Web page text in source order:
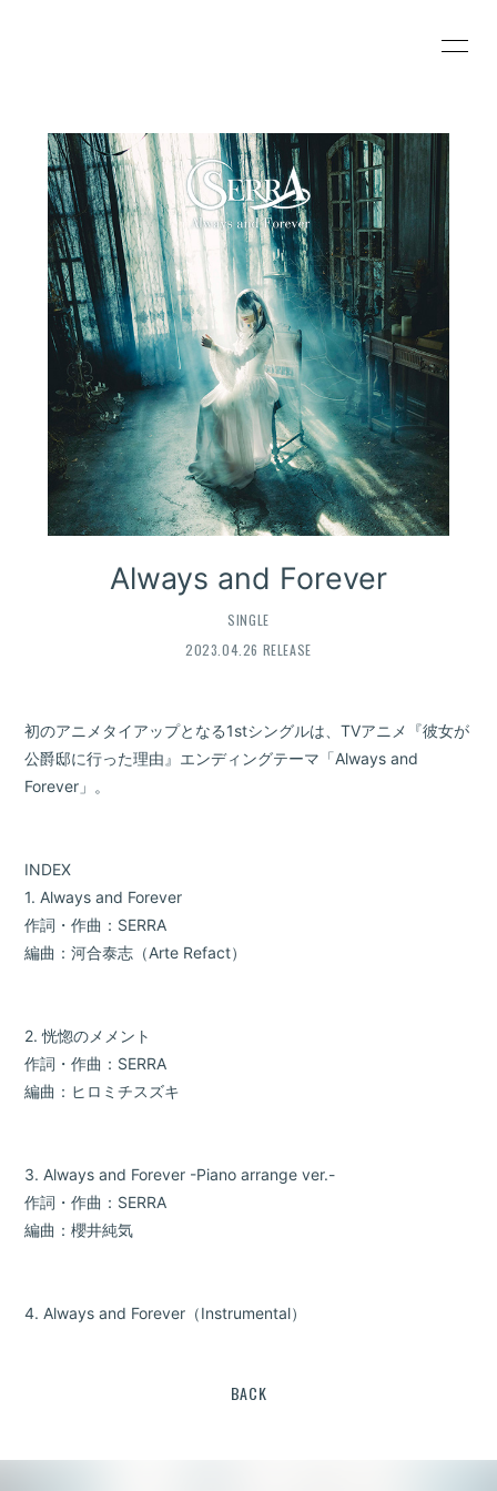
SCHEDULE
PROFILE
VIDEO
DISCOGRAPHY
BLOG
MOVIE
RADIO
PHOTO
会員登録 ログイン
Always and Forever
SINGLE
2023.04.26 RELEASE
初のアニメタイアップとなる1stシングルは、TVアニメ『彼女が
公爵邸に行った理由』エンディングテーマ「Always and
Forever」。
INDEX
1. Always and Forever
作詞・作曲：SERRA
編曲：河合泰志（Arte Refact）
2. 恍惚のメメント
作詞・作曲：SERRA
編曲：ヒロミチスズキ
3. Always and Forever -Piano arrange ver.-
作詞・作曲：SERRA
編曲：櫻井純気
4. Always and Forever（Instrumental）
BACK